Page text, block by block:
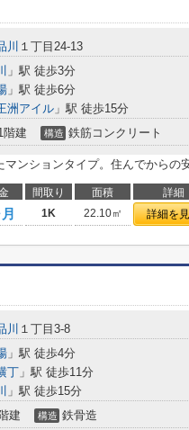
川 １丁目24-13
」駅 徒歩3分
」駅 徒歩6分
洲アイル 」駅 徒歩15分
階建 構造 鉄筋コンクリート
ンションタイプ。住んでからの
間取り 面積 詳細
1K 22.10㎡ 詳細を
川 １丁目3-8
」駅 徒歩4分
丁 」駅 徒歩11分
」駅 徒歩15分
建 構造 鉄骨造